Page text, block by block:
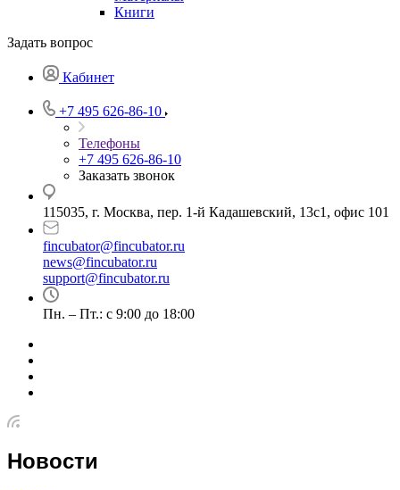
Книги
Задать вопрос
Кабинет
+7 495 626-86-10
Телефоны
+7 495 626-86-10
Заказать звонок
115035, г. Москва, пер. 1-й Кадашевский, 13с1, офис 101
fincubator@fincubator.ru
news@fincubator.ru
support@fincubator.ru
Пн. – Пт.: с 9:00 до 18:00
Новости